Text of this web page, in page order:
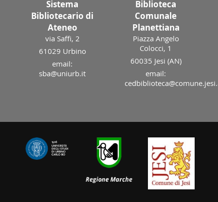
Sistema
Bibliotecario di
Ateneo
via Saffi, 2
61029 Urbino
email:
sba@uniurb.it
Biblioteca
Comunale
Planettiana
Piazza Angelo
Colocci, 1
60035 Jesi (AN)
email: